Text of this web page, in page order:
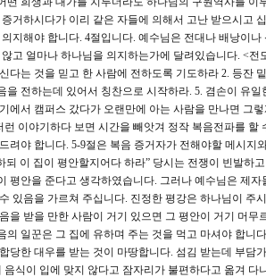
거하시다가 이리 같은 자들에 의해서 고난 받으시고
지해야 합니다. 4절입니다. 예수님은 전대나 배낭이
고 얼마나 하나님을 의지하는가에 달려있습니다. <
다는 것을 믿고 한 사람에 전하도록 기도하라 2. 등잔
을 전하는데 있어서 칭찬으로 시작하라. 5. 겸손이 유
에서 캠퍼스 갔다가 오랜만에 아는 사람을 만나면 그
이야기하다 보면 시간을 빼앗겨 정작 복음전파를
려야 합니다. 5-9절은 복음 증거자가 전해야할 메시지
되 이 집이 평안할지어다 하라” 당시는 전쟁이 빈발하
평안을 준다고 생각하였습니다. 그러나 예수님은 제
있음을 가르쳐 주십니다. 진정한 평강은 하나님이 주
을 받을 만한 사람이 거기 있으면 그 평안이 거기 머
의 일꾼은 그 집에 유하며 주는 것을 먹고 마셔야 합니
당한 대우를 받는 것이 마땅합니다. 섬김 받는데 부담
식이 입에 맞지 않다고 잠자리가 불편하다고 옮겨